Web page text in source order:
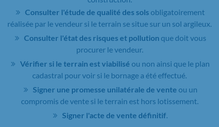
Consulter l'étude de qualité des sols obligatoirement
réalisée par le vendeur si le terrain se situe sur un sol argileux.
Consulter l'état des risques et pollution que doit vous
procurer le vendeur.
Vérifier si le terrain est viabilisé ou non ainsi que le plan
cadastral pour voir si le bornage a été effectué.
Signer une promesse unilatérale de vente ou un
compromis de vente si le terrain est hors lotissement.
Signer l'acte de vente définitif